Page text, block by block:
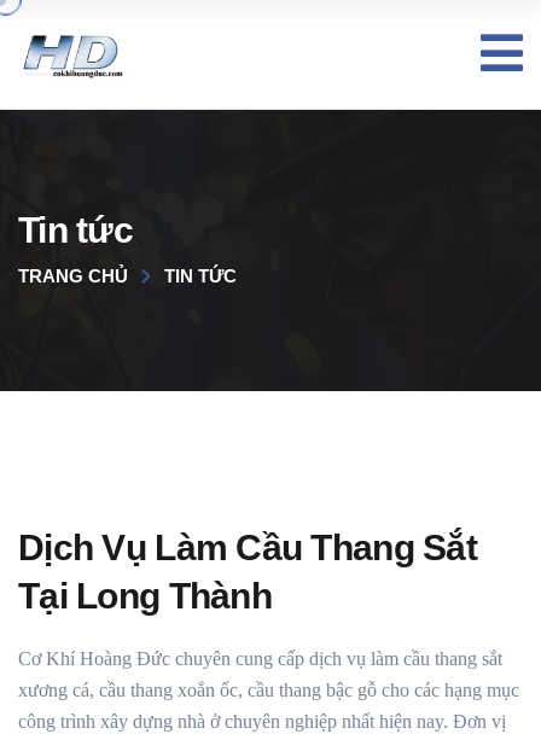
Tin tức
TRANG CHỦ TIN TỨC
Dịch Vụ Làm Cầu Thang Sắt
Tại Long Thành
Cơ Khí Hoàng Đức chuyên cung cấp dịch vụ làm cầu thang sắt
xương cá, cầu thang xoắn ốc, cầu thang bậc gỗ cho các hạng mục
công trình xây dựng nhà ở chuyên nghiệp nhất hiện nay. Đơn vị